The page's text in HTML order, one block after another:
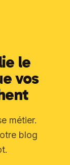
le
vos
métier.
blog